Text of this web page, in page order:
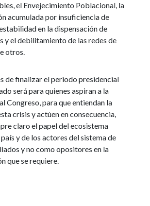
el Envejecimiento Poblacional, la
acumulada por insuficiencia de
en la dispensación de
y el debilitamiento de las redes de
otros.
de finalizar el periodo presidencial
será para quienes aspiran a la
Congreso, para que entiendan la
crisis y actúen en consecuencia,
claro el papel del ecosistema
y de los actores del sistema de
y no como opositores en la
que se requiere.